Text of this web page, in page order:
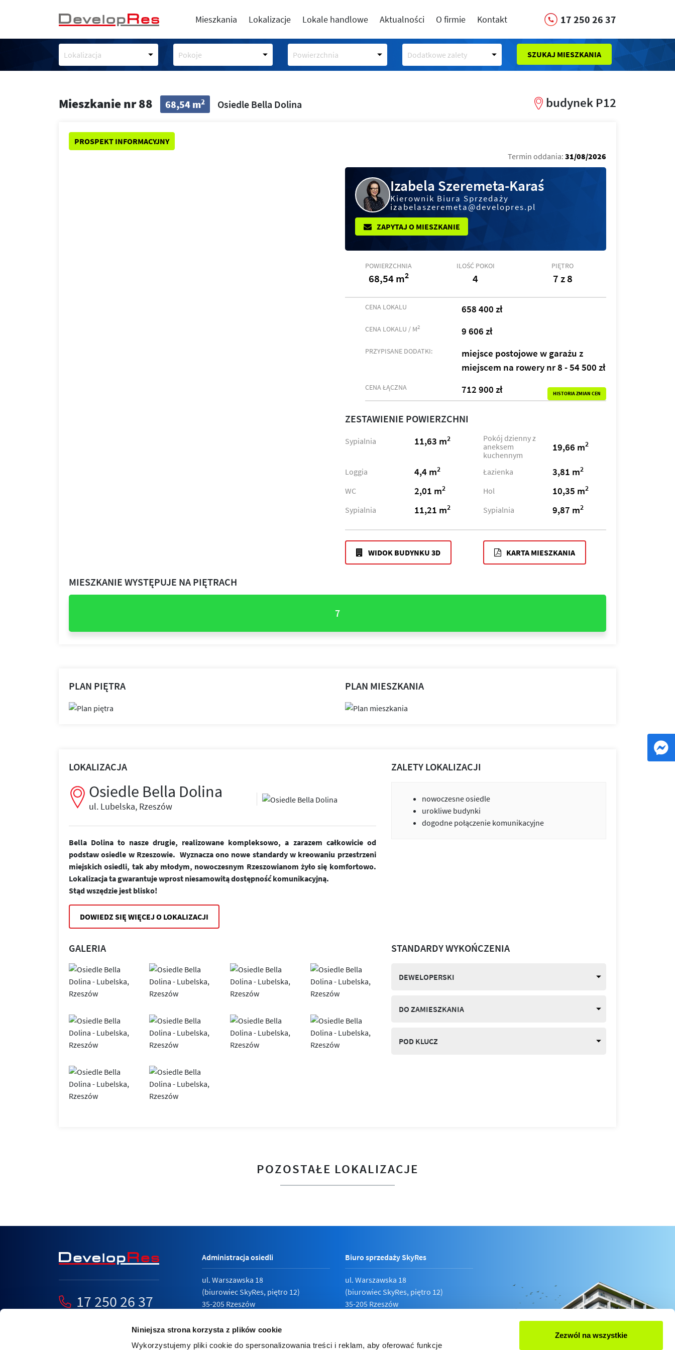
Niniejsza strona korzysta z plików cookie
Wykorzystujemy pliki cookie do spersonalizowania treści i reklam, aby oferować funkcje
Zezwól na wszystkie
Mieszkania Lokalizacje Lokale handlowe Aktualności O firmie Kontakt 17 250 26 37
Lokalizacja Pokoje Powierzchnia Dodatkowe zalety SZUKAJ MIESZKANIA
Mieszkanie nr 88 68,54 m2 Osiedle Bella Dolina budynek P12
PROSPEKT INFORMACYJNY
Termin oddania: 31/08/2026
Izabela Szeremeta-Karaś
Kierownik Biura Sprzedaży
izabelaszeremeta@developres.pl
ZAPYTAJ O MIESZKANIE
POWIERZCHNIA
68,54 m2
ILOŚĆ POKOI
4
PIĘTRO
7 z 8
CENA LOKALU 658 400 zł
CENA LOKALU / M2 9 606 zł
PRZYPISANE DODATKI:
miejsce postojowe w garażu z
miejscem na rowery nr 8 - 54 500 zł
CENA ŁĄCZNA 712 900 zł HISTORIA ZMIAN CEN
ZESTAWIENIE POWIERZCHNI
Sypialnia 11,63 m2
Pokój dzienny z
aneksem
kuchennym
19,66 m2
Loggia 4,4 m2 Łazienka 3,81 m2
WC 2,01 m2 Hol 10,35 m2
Sypialnia 11,21 m2 Sypialnia 9,87 m2
WIDOK BUDYNKU 3D KARTA MIESZKANIA
MIESZKANIE WYSTĘPUJE NA PIĘTRACH
7
PLAN PIĘTRA PLAN MIESZKANIA
LOKALIZACJA
Osiedle Bella Dolina
ul. Lubelska, Rzeszów
Bella Dolina to nasze drugie, realizowane kompleksowo, a zarazem całkowicie od
podstaw osiedle w Rzeszowie. Wyznacza ono nowe standardy w kreowaniu przestrzeni
miejskich osiedli, tak aby młodym, nowoczesnym Rzeszowianom żyło się komfortowo.
Lokalizacja ta gwarantuje wprost niesamowitą dostępność komunikacyjną.
Stąd wszędzie jest blisko!
DOWIEDZ SIĘ WIĘCEJ O LOKALIZACJI
ZALETY LOKALIZACJI
nowoczesne osiedle
urokliwe budynki
dogodne połączenie komunikacyjne
GALERIA STANDARDY WYKOŃCZENIA
DEWELOPERSKI
DO ZAMIESZKANIA
POD KLUCZ
POZOSTAŁE LOKALIZACJE
17 250 26 37
Administracja osiedli
ul. Warszawska 18
(biurowiec SkyRes, piętro 12)
35-205 Rzeszów
17 789 19 87
Biuro sprzedaży SkyRes
ul. Warszawska 18
(biurowiec SkyRes, piętro 12)
35-205 Rzeszów